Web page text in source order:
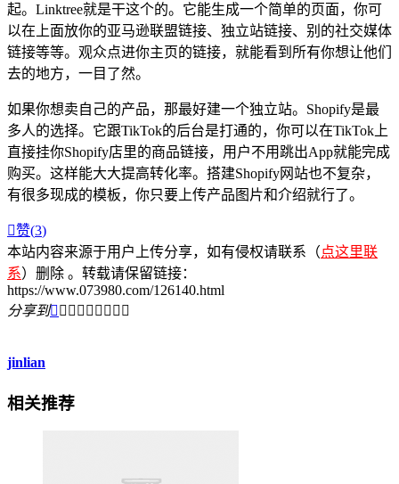
起。Linktree就是干这个的。它能生成一个简单的页面，你可
以在上面放你的亚马逊联盟链接、独立站链接、别的社交媒体
链接等等。观众点进你主页的链接，就能看到所有你想让他们
去的地方，一目了然。
如果你想卖自己的产品，那最好建一个独立站。Shopify是最
多人的选择。它跟TikTok的后台是打通的，你可以在TikTok上
直接挂你Shopify店里的商品链接，用户不用跳出App就能完成
购买。这样能大大提高转化率。搭建Shopify网站也不复杂，
有很多现成的模板，你只要上传产品图片和介绍就行了。
赞(3)
本站内容来源于用户上传分享，如有侵权请联系（点这里联
系）删除 。转载请保留链接：
https://www.073980.com/126140.html
分享到        
jinlian
相关推荐